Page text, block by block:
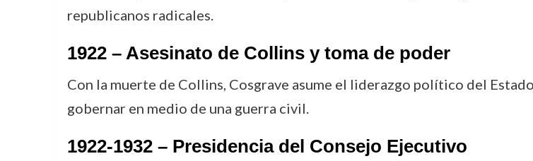
republicanos radicales.
1922 – Asesinato de Collins y toma de poder
Con la muerte de Collins, Cosgrave asume el liderazgo político del
gobernar en medio de una guerra civil.
1922-1932 – Presidencia del Consejo Ejecutivo